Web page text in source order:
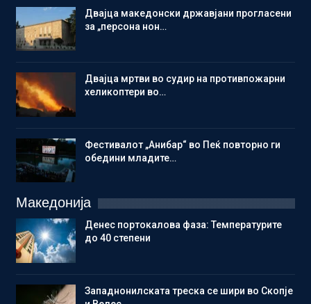
Двајца македонски државјани прогласени
за „персона нон…
Двајца мртви во судир на противпожарни
хеликоптери во…
Фестивалот „Анибар“ во Пеќ повторно ги
обедини младите…
Македонија
Денес портокалова фаза: Температурите
до 40 степени
Западнонилската треска се шири во Скопје